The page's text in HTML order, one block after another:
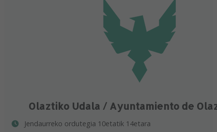
Olaztiko Udala / Ayuntamiento de
Jendaurreko ordutegia 10etatik 14etara